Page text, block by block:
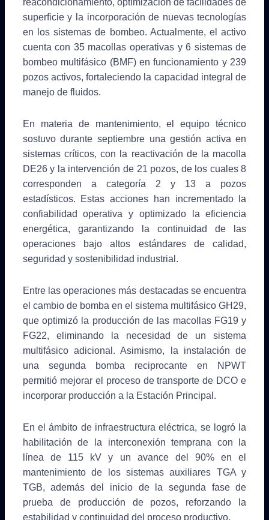
reacondicionamiento, optimización de facilidades de
superficie y la incorporación de nuevas tecnologías
en los sistemas de bombeo. Actualmente, el activo
cuenta con 35 macollas operativas y 6 sistemas de
bombeo multifásico (BMF) en funcionamiento y 239
pozos activos, fortaleciendo la capacidad integral de
manejo de fluidos.
En materia de mantenimiento, el equipo técnico
sostuvo durante septiembre una gestión activa en
sistemas críticos, con la reactivación de la macolla
DE26 y la intervención de 21 pozos, de los cuales 8
corresponden a categoría 2 y 13 a pozos
estadísticos. Estas acciones han incrementado la
confiabilidad operativa y optimizado la eficiencia
energética, garantizando la continuidad de las
operaciones bajo altos estándares de calidad,
seguridad y sostenibilidad industrial.
Entre las operaciones más destacadas se encuentra
el cambio de bomba en el sistema multifásico GH29,
que optimizó la producción de las macollas FG19 y
FG22, eliminando la necesidad de un sistema
multifásico adicional. Asimismo, la instalación de
una segunda bomba reciprocante en NPWT
permitió mejorar el proceso de transporte de DCO e
incorporar producción a la Estación Principal.
En el ámbito de infraestructura eléctrica, se logró la
habilitación de la interconexión temprana con la
línea de 115 kV y un avance del 90% en el
mantenimiento de los sistemas auxiliares TGA y
TGB, además del inicio de la segunda fase de
prueba de producción de pozos, reforzando la
estabilidad y continuidad del proceso productivo.